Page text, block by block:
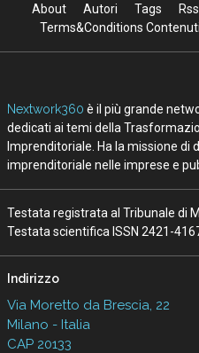
About Autori Tags
Terms&Conditions
Nextwork360 è il più grande
dedicati ai temi della
Imprenditoriale. Ha la missione
imprenditoriale nelle imprese e
Testata registrata al Tribunale di
Testata scientifica ISSN 2421-
Indirizzo
Via Moretto da Brescia, 22
Milano - Italia
CAP 20133